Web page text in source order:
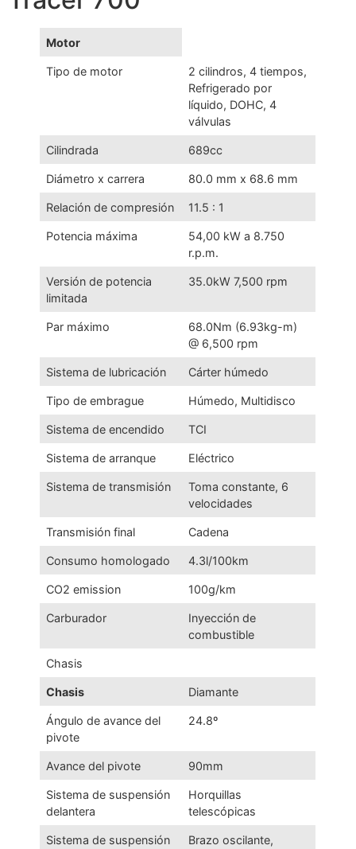
Motor
Tipo de motor
2 cilindros, 4 tiempos,
Refrigerado por
líquido, DOHC, 4
válvulas
Cilindrada 689cc
Diámetro x carrera 80.0 mm x 68.6 mm
Relación de compresión 11.5 : 1
Potencia máxima
54,00 kW a 8.750
r.p.m.
Versión de potencia
limitada
35.0kW 7,500 rpm
Par máximo
68.0Nm (6.93kg-m)
@ 6,500 rpm
Sistema de lubricación Cárter húmedo
Tipo de embrague Húmedo, Multidisco
Sistema de encendido TCI
Sistema de arranque Eléctrico
Sistema de transmisión
Toma constante, 6
velocidades
Transmisión final Cadena
Consumo homologado 4.3l/100km
CO2 emission 100g/km
Carburador
Inyección de
combustible
Chasis
Chasis Diamante
Ángulo de avance del
pivote
24.8º
Avance del pivote 90mm
Sistema de suspensión
delantera
Horquillas
telescópicas
Sistema de suspensión
Brazo oscilante,